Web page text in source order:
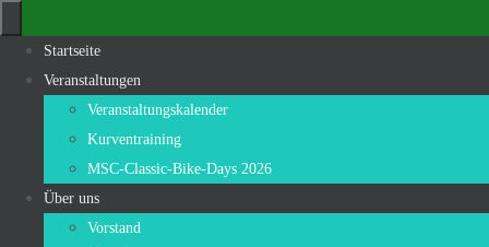
Inhalt
springen
Zum
Inhalt
Startseite
Veranstaltungen
Veranstaltungskalender
Kurventraining
MSC-Classic-Bike-Days 2026
Über uns
Vorstand